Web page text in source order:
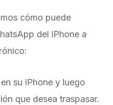
cómo puede
del iPhone a
su iPhone y luego
que desea traspasar.